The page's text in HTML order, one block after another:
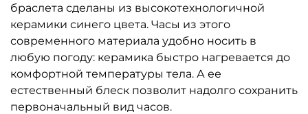
браслета сделаны из высокотехнологичной
керамики синего цвета. Часы из этого
современного материала удобно носить в
любую погоду: керамика быстро нагревается до
комфортной температуры тела. А ее
естественный блеск позволит надолго сохранить
первоначальный вид часов.